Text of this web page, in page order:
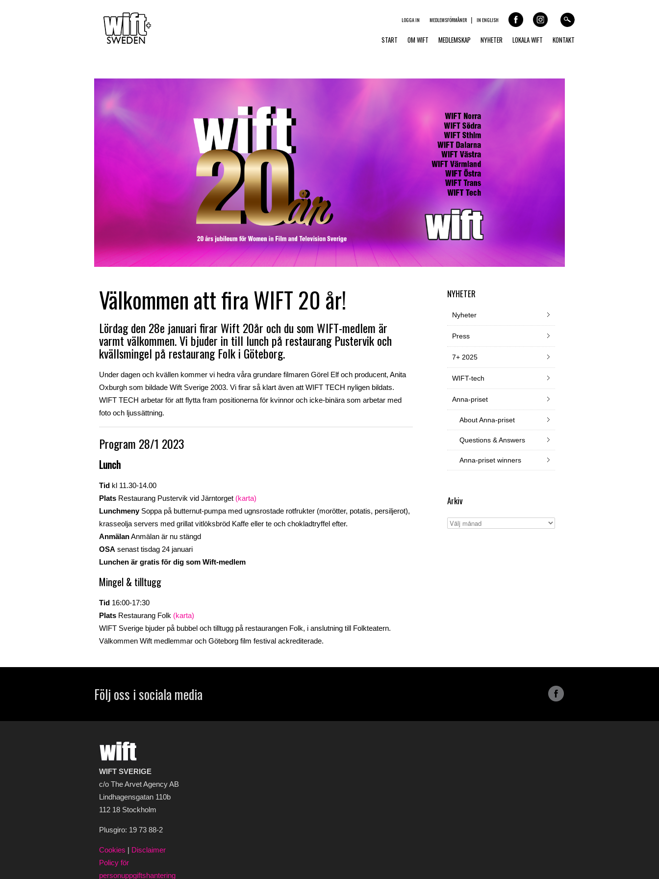
LOGGA IN MEDLEMSFÖRMÅNER IN ENGLISH
START OM WIFT MEDLEMSKAP NYHETER LOKALA WIFT KONTAKT
Välkommen att fira WIFT 20 år!
Lördag den 28e januari firar Wift 20år och du som WIFT-medlem är
varmt välkommen. Vi bjuder in till lunch på restaurang Pustervik och
kvällsmingel på restaurang Folk i Göteborg.
Under dagen och kvällen kommer vi hedra våra grundare filmaren Görel Elf och producent, Anita
Oxburgh som bildade Wift Sverige 2003. Vi firar så klart även att WIFT TECH nyligen bildats.
WIFT TECH arbetar för att flytta fram positionerna för kvinnor och icke-binära som arbetar med
foto och ljussättning.
Program 28/1 2023
Lunch
Tid kl 11.30-14.00
Plats Restaurang Pustervik vid Järntorget (karta)
LunchmenySoppa på butternut-pumpa med ugnsrostade rotfrukter (morötter, potatis, persiljerot),
krasseolja servers med grillat vitlöksbröd Kaffe eller te och chokladtryffel efter.
AnmälanAnmälan är nu stängd
OSA senast tisdag 24 januari
Lunchen är gratis för dig som Wift-medlem
Mingel & tilltugg
Tid 16:00-17:30
Plats Restaurang Folk (karta)
WIFT Sverige bjuder på bubbel och tilltugg på restaurangen Folk, i anslutning till Folkteatern.
Välkommen Wift medlemmar och Göteborg film festival ackrediterade.
NYHETER
Nyheter
Press
7+ 2025
WIFT-tech
Anna-priset
About Anna-priset
Questions & Answers
Anna-priset winners
Arkiv
Arkiv
Följ oss i sociala media
WIFT SVERIGE
c/o The Arvet Agency AB
Lindhagensgatan 110b
112 18 Stockholm
Plusgiro: 19 73 88-2
Cookies | Disclaimer
Policy för
personuppgiftshantering